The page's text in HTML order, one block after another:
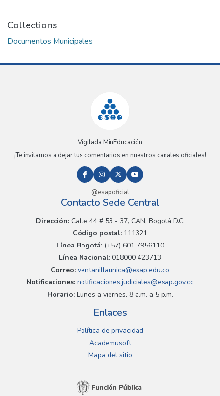
Collections
Documentos Municipales
Vigilada MinEducación
¡Te invitamos a dejar tus comentarios en nuestros canales oficiales!
@esapoficial
Contacto Sede Central
Dirección:Calle 44 # 53 - 37, CAN, Bogotá D.C.
Código postal: 111321
Línea Bogotá:(+57) 601 7956110
Línea Nacional: 018000 423713
Correo: ventanillaunica@esap.edu.co
Notificaciones:notificaciones.judiciales@esap.gov.co
Horario:Lunes a viernes, 8 a.m. a 5 p.m.
Enlaces
Política de privacidad
Academusoft
Mapa del sitio